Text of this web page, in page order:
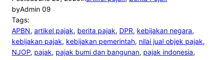
byAdmin 09
Tags:
APBN, artikel pajak, berita pajak, DPR, kebijakan negara
kebijakan pajak, kebijakan pemerintah, nilai jual objek pajak
NJOP, pajak, pajak bumi dan bangunan, pajak indonesia